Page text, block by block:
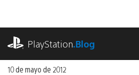
contenido
PlayStation.Blog
10 de mayo de 2012